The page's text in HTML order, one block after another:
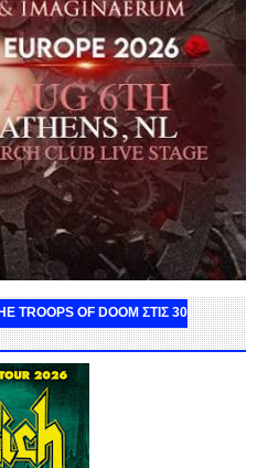
TROOPS OF DOOM ΣΤΙΣ 30